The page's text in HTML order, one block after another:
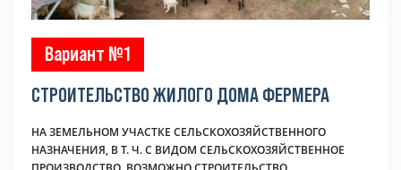
Вариант №1
СТРОИТЕЛЬСТВО ЖИЛОГО ДОМА ФЕРМЕРА
НА ЗЕМЕЛЬНОМ УЧАСТКЕ СЕЛЬСКОХОЗЯЙСТВЕННОГО
НАЗНАЧЕНИЯ, В Т. Ч. С ВИДОМ СЕЛЬСКОХОЗЯЙСТВЕННОЕ